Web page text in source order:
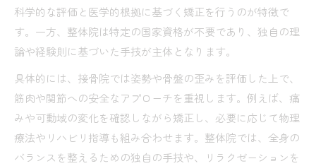
科学的な評価と医学的根拠に基づく矯正を行うのが特徴で
す。一方、整体院は特定の国家資格が不要であり、独自の理
論や経験則に基づいた手技が主体となります。
具体的には、接骨院では姿勢や骨盤の歪みを評価した上で、
筋肉や関節への安全なアプローチを重視します。例えば、痛
みや可動域の変化を確認しながら矯正し、必要に応じて物理
療法やリハビリ指導も組み合わせます。整体院では、全身の
バランスを整えるための独自の手技や、リラクゼーションを